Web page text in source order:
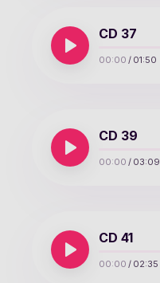
CD 37
00:00 / 01:50
CD 39
00:00 / 03:09
CD 41
00:00 / 02:35